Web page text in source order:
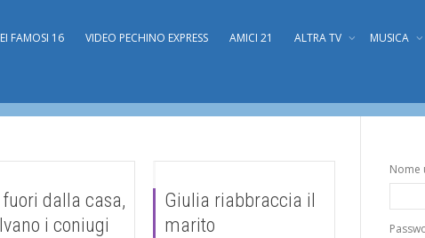
FAMOSI 16 VIDEO PECHINO EXPRESS AMICI 21 ALTRA TV MUSICA
dalla casa,
i coniugi
Giulia riabbraccia il
marito
Nome